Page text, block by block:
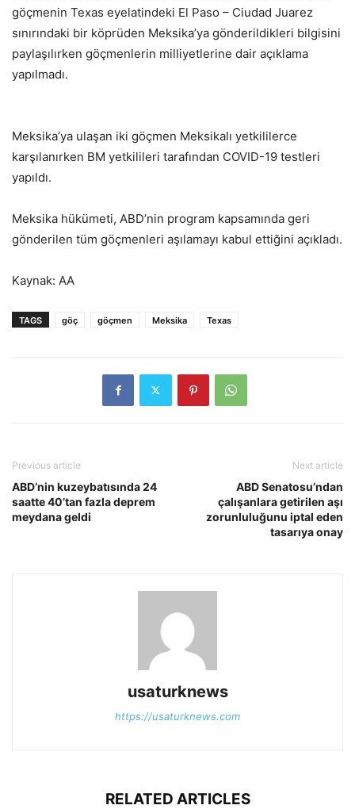
göçmenin Texas eyelatindeki El Paso – Ciudad Juarez
sınırındaki bir köprüden Meksika’ya gönderildikleri bilgisini
paylaşılırken göçmenlerin milliyetlerine dair açıklama
yapılmadı.
Meksika’ya ulaşan iki göçmen Meksikalı yetkililerce
karşılanırken BM yetkilileri tarafından COVID-19 testleri
yapıldı.
Meksika hükümeti, ABD’nin program kapsamında geri
gönderilen tüm göçmenleri aşılamayı kabul ettiğini açıkladı.
Kaynak: AA
TAGS göç göçmen Meksika Texas
Previous article
ABD’nin kuzeybatısında 24
saatte 40’tan fazla deprem
meydana geldi
Next article
ABD Senatosu’ndan
çalışanlara getirilen aşı
zorunluluğunu iptal eden
tasarıya onay
usaturknews
https://usaturknews.com
RELATED ARTICLES